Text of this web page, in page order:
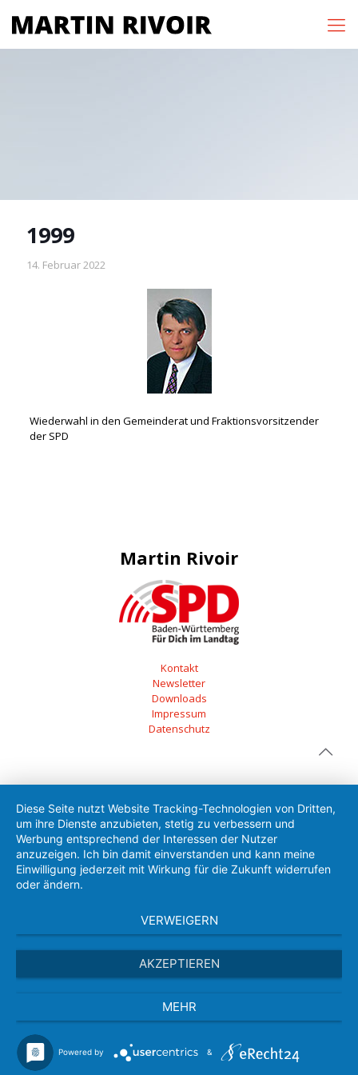
1999
14. Februar 2022
Wiederwahl in den Gemeinderat und Fraktionsvorsitzender
der SPD
Martin Rivoir
Kontakt
Newsletter
Downloads
Impressum
Datenschutz
Diese Seite nutzt Website Tracking-Technologien von Dritten,
um ihre Dienste anzubieten, stetig zu verbessern und
Werbung entsprechend der Interessen der Nutzer
anzuzeigen. Ich bin damit einverstanden und kann meine
Einwilligung jederzeit mit Wirkung für die Zukunft widerrufen
oder ändern.
VERWEIGERN
AKZEPTIEREN
MEHR
Powered by &